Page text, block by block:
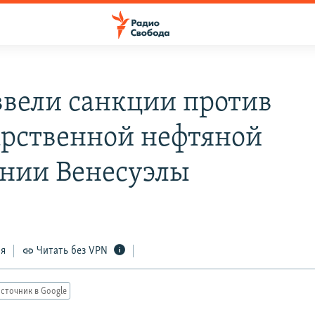
санкции против
нефтяной
Венесуэлы
Читать без VPN
в Google